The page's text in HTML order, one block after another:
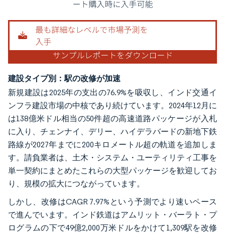
建設タイプ別：駅の改修が加速
新規建設は2025年の支出の76.9%を吸収し、インド交通イ
ンフラ建設市場の中核であり続けています。2024年12月に
は138億米ドル相当の50件超の高速道路パッケージが入札
に入り、チェンナイ、デリー、ハイデラバードの新地下鉄
路線が2027年までに200キロメートル超の軌道を追加しま
す。請負業者は、土木・システム・ユーティリティ工事を
単一契約にまとめたこれらの大型パッケージを歓迎してお
り、規模の拡大につながっています。
しかし、改修はCAGR 7.97%という予測でより速いペース
で進んでいます。インド鉄道はアムリット・バーラト・プ
ログラムの下で49億2,000万米ドルをかけて1,309駅を改修